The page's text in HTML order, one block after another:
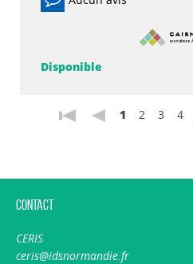
Disponible
1 2 3 4
Contact
CERIS
ceris@idsnormandie.fr